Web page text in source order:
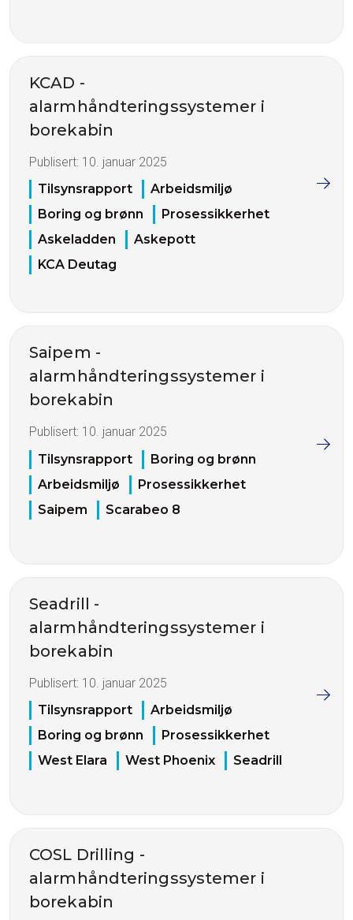
KCAD -
alarmhåndteringssystemer i
borekabin
Publisert: 10. januar 2025
Tilsynsrapport
Arbeidsmiljø
Boring og brønn
Prosessikkerhet
Askeladden
Askepott
KCA Deutag
Saipem -
alarmhåndteringssystemer i
borekabin
Publisert: 10. januar 2025
Tilsynsrapport
Boring og brønn
Arbeidsmiljø
Prosessikkerhet
Saipem
Scarabeo 8
Seadrill -
alarmhåndteringssystemer i
borekabin
Publisert: 10. januar 2025
Tilsynsrapport
Arbeidsmiljø
Boring og brønn
Prosessikkerhet
West Elara
West Phoenix Seadrill
COSL Drilling -
alarmhåndteringssystemer i
borekabin